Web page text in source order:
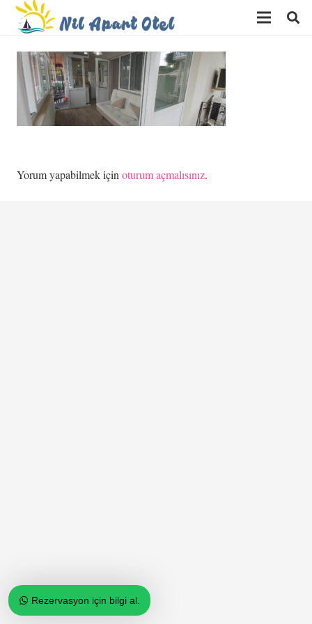
Rezervasyon için bilgi al.
Yorum yapabilmek için oturum açmalısınız.